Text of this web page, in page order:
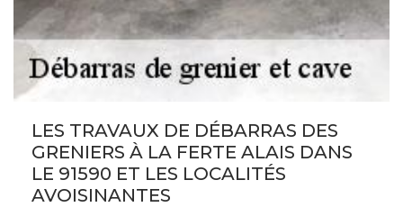
LES TRAVAUX DE DÉBARRAS DES
GRENIERS À LA FERTE ALAIS DANS
LE 91590 ET LES LOCALITÉS
AVOISINANTES